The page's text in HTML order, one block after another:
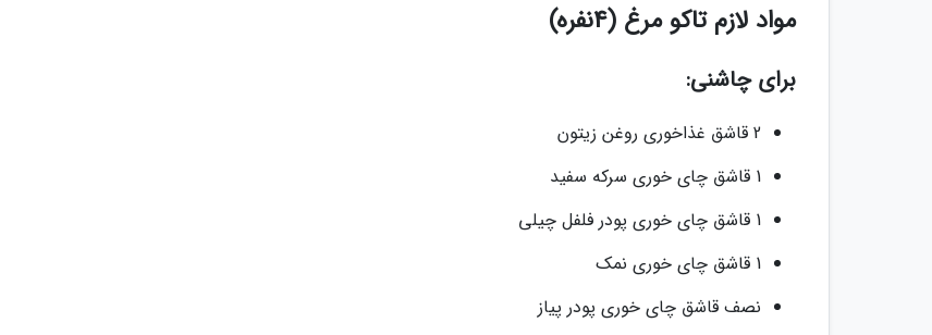
مواد لازم تاکو مرغ (4نفره)
برای چاشنی:
2 قاشق غذاخوری روغن زیتون
1 قاشق چای خوری سرکه سفید
1 قاشق چای خوری پودر فلفل چیلی
1 قاشق چای خوری نمک
نصف قاشق چای خوری پودر پیاز